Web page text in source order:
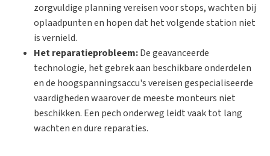
zorgvuldige planning vereisen voor stops, wachten bij
oplaadpunten en hopen dat het volgende station niet
is vernield.
Het reparatieprobleem:De geavanceerde
technologie, het gebrek aan beschikbare onderdelen
en de hoogspanningsaccu's vereisen gespecialiseerde
vaardigheden waarover de meeste monteurs niet
beschikken. Een pech onderweg leidt vaak tot lang
wachten en dure reparaties.